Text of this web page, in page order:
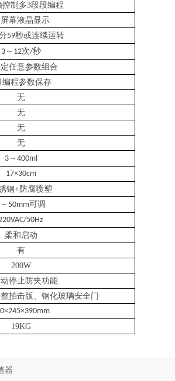
控制多3段段编程
幕液晶显示
59秒或连续运转
3～ 12次/秒
任意参数组合
编程参数保存
无
无
无
无
3～ 400ml
17×30cm
钢+防腐喷塑
～ 50mm可调
50Hz
柔和启动
有
200W
停止防夹功能
拍击版、钢化玻璃安全门
19KG